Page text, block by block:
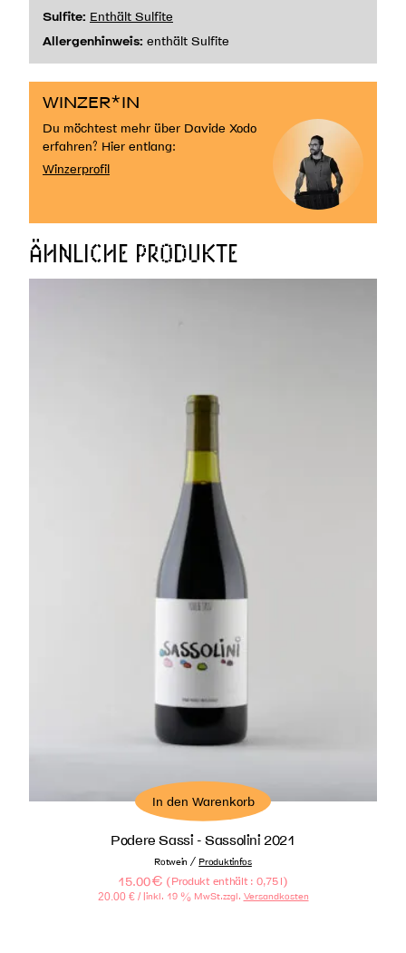
Sulfite: Enthält Sulfite
Allergenhinweis: enthält Sulfite
WINZER*IN
Du möchtest mehr über Davide Xodo
erfahren? Hier entlang:
Winzerprofil
ÄHNLICHE PRODUKTE
In den Warenkorb
Podere Sassi - Sassolini 2021
Rotwein / Produktinfos
15.00€ (Produkt enthält : 0,75 l)
20.00 € / l inkl. 19 % MwSt.zzgl. Versandkosten